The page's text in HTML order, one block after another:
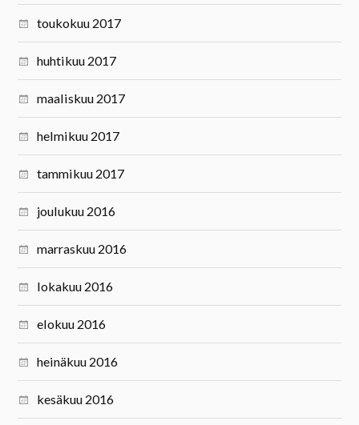
toukokuu 2017
huhtikuu 2017
maaliskuu 2017
helmikuu 2017
tammikuu 2017
joulukuu 2016
marraskuu 2016
lokakuu 2016
elokuu 2016
heinäkuu 2016
kesäkuu 2016